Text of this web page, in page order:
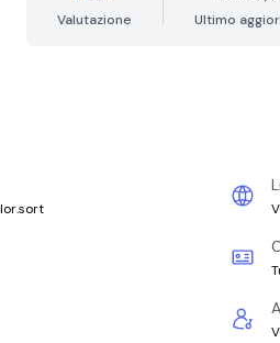
Valutazione Ultimo